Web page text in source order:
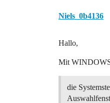
Niels_0b4136
Hallo,
Mit
die